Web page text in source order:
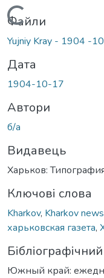
Вантажиться...
Файли
Yujniy Kray - 1904 -
Дата
1904-10-17
Автори
б/а
Видавець
Харьков:
Ключові слова
Kharkov, Kharkov
харьковская газета,
Южный край: